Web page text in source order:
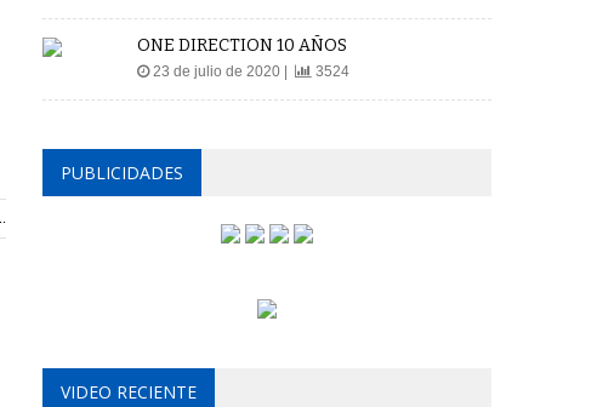
ONE DIRECTION 10 AÑOS
23 de julio de 2020 | 3524
PUBLICIDADES
VIDEO RECIENTE